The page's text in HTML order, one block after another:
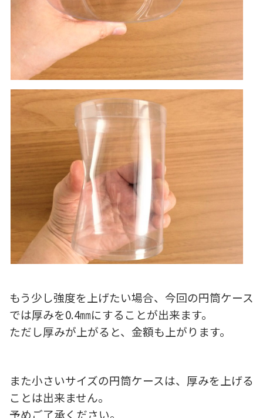
もう少し強度を上げたい場合、今回の円筒ケース
では厚みを0.4㎜にすることが出来ます。
ただし厚みが上がると、金額も上がります。
また小さいサイズの円筒ケースは、厚みを上げる
ことは出来ません。
予めご了承ください。